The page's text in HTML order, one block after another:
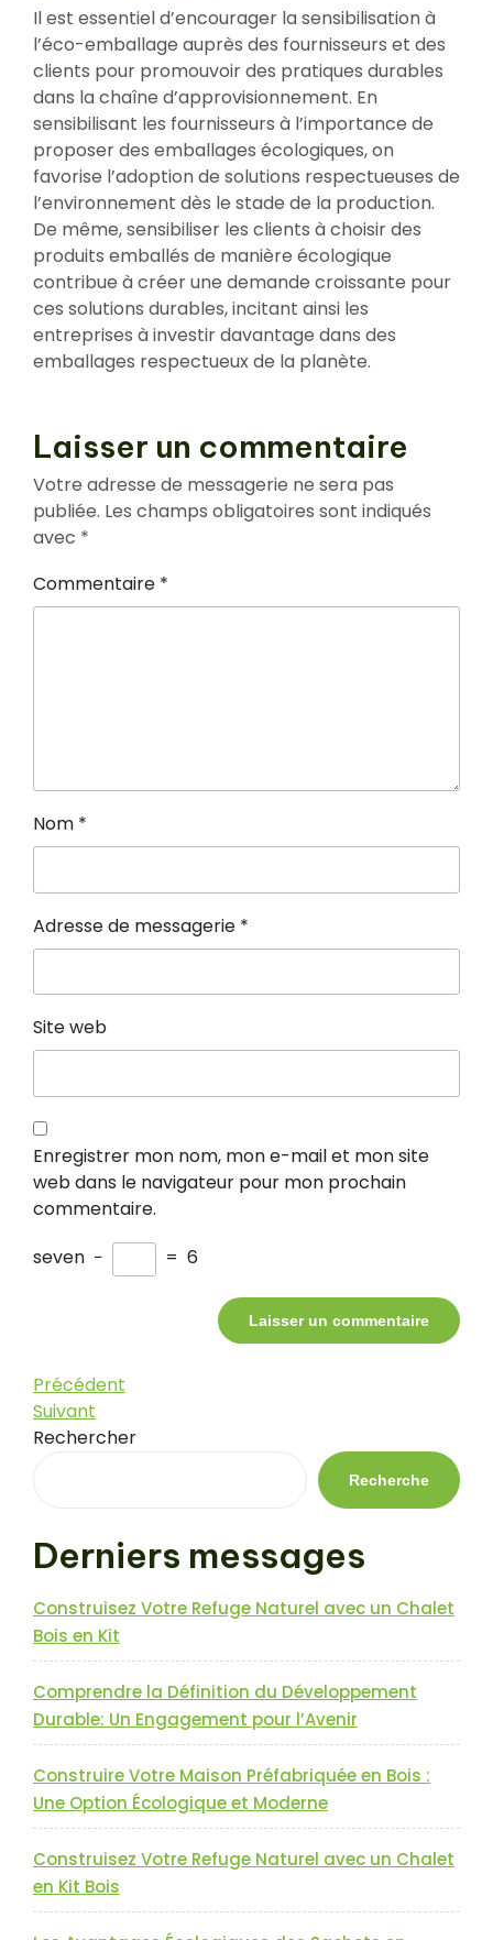
Il est essentiel d’encourager la sensibilisation à
l’éco-emballage auprès des fournisseurs et des
clients pour promouvoir des pratiques durables
dans la chaîne d’approvisionnement. En
sensibilisant les fournisseurs à l’importance de
proposer des emballages écologiques, on
favorise l’adoption de solutions respectueuses de
l’environnement dès le stade de la production.
De même, sensibiliser les clients à choisir des
produits emballés de manière écologique
contribue à créer une demande croissante pour
ces solutions durables, incitant ainsi les
entreprises à investir davantage dans des
emballages respectueux de la planète.
Laisser un commentaire
Votre adresse de messagerie ne sera pas
publiée. Les champs obligatoires sont indiqués
avec *
Commentaire *
Nom *
Adresse de messagerie *
Site web
Enregistrer mon nom, mon e-mail et mon site
web dans le navigateur pour mon prochain
commentaire.
seven − = 6
Navigation
de
l’article
Article
précédent
Précédent
Article
suivant
Suivant
Rechercher
Recherche
Derniers messages
Construisez Votre Refuge Naturel avec un Chalet
Bois en Kit
Comprendre la Définition du Développement
Durable: Un Engagement pour l’Avenir
Construire Votre Maison Préfabriquée en Bois :
Une Option Écologique et Moderne
Construisez Votre Refuge Naturel avec un Chalet
en Kit Bois